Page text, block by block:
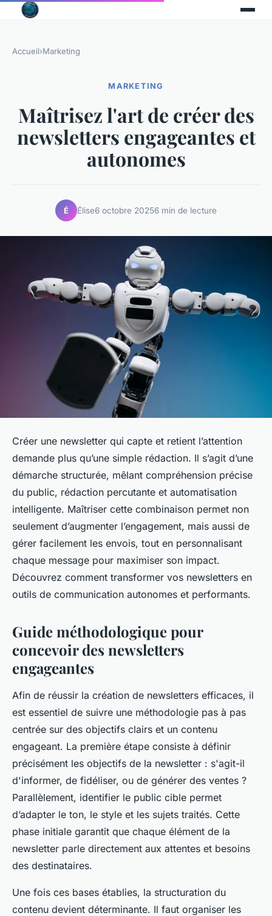
Accueil›Marketing
MARKETING
Maîtrisez l'art de créer des
newsletters engageantes et
autonomes
É Élise6 octobre 20256 min de lecture
Créer une newsletter qui capte et retient l’attention
demande plus qu’une simple rédaction. Il s’agit d’une
démarche structurée, mêlant compréhension précise
du public, rédaction percutante et automatisation
intelligente. Maîtriser cette combinaison permet non
seulement d’augmenter l’engagement, mais aussi de
gérer facilement les envois, tout en personnalisant
chaque message pour maximiser son impact.
Découvrez comment transformer vos newsletters en
outils de communication autonomes et performants.
Guide méthodologique pour
concevoir des newsletters
engageantes
Afin de réussir la création de newsletters efficaces, il
est essentiel de suivre une méthodologie pas à pas
centrée sur des objectifs clairs et un contenu
engageant. La première étape consiste à définir
précisément les objectifs de la newsletter : s'agit-il
d'informer, de fidéliser, ou de générer des ventes ?
Parallèlement, identifier le public cible permet
d’adapter le ton, le style et les sujets traités. Cette
phase initiale garantit que chaque élément de la
newsletter parle directement aux attentes et besoins
des destinataires.
Une fois ces bases établies, la structuration du
contenu devient déterminante. Il faut organiser les